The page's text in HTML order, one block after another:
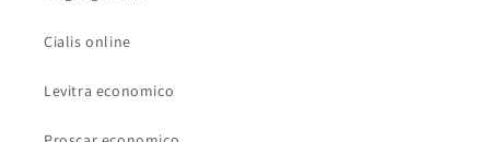
Cialis online
Levitra economico